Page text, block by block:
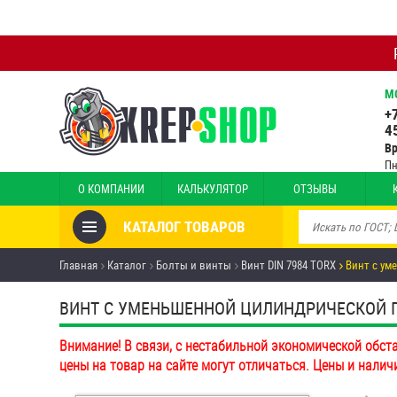
О КОМПАНИИ КАЛЬКУЛЯТОР ОТЗЫВЫ
КАТАЛОГ ТОВАРОВ
Товары со скидкой
Анкеры
Антивандальный крепёж,
инструмент
Болты и винты
Главная Каталог Болты и винты Винт DIN 7984 TORX Винт с
ВИНТ С УМЕНЬШЕННОЙ ЦИЛИНДРИЧЕСКОЙ
Внимание! В связи, с нестабильной экономической
цены на товар на сайте могут отличаться. Цены и